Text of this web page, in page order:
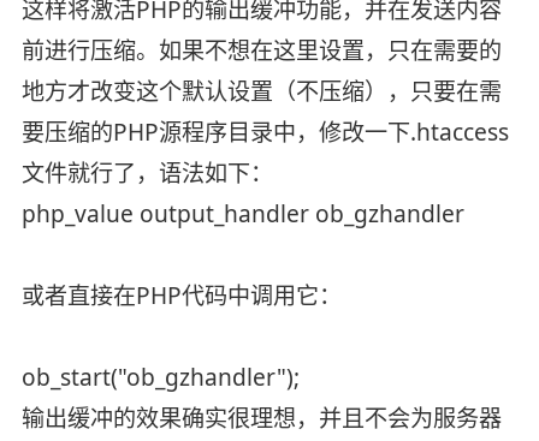
这样将激活PHP的输出缓冲功能，并在发送内容
前进行压缩。如果不想在这里设置，只在需要的
地方才改变这个默认设置（不压缩），只要在需
要压缩的PHP源程序目录中，修改一下.htaccess
文件就行了，语法如下：
php_value output_handler ob_gzhandler
或者直接在PHP代码中调用它：
ob_start("ob_gzhandler");
输出缓冲的效果确实很理想，并且不会为服务器